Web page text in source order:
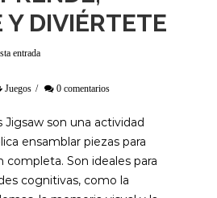
Y DIVIÉRTETE
entrada
Juegos / 0 comentarios
Jigsaw son una actividad
ensamblar piezas para
Son ideales para
cognitivas, como la